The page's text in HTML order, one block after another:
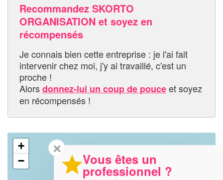
Recommandez SKORTO
ORGANISATION et soyez en
récompensés
Je connais bien cette entreprise : je l'ai fait
intervenir chez moi, j'y ai travaillé, c'est un
proche !
Alorsdonnez-lui un coup de pouceet soyez
en récompensés !
+
−
✕
Vous êtes un
professionnel ?